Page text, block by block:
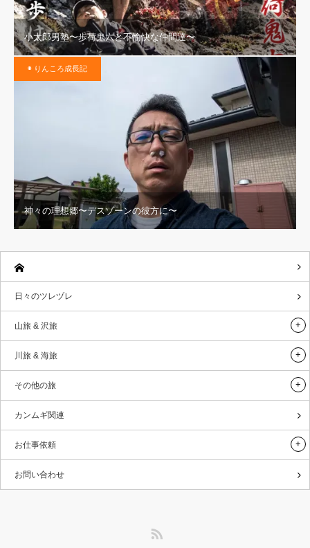
小太郎男塾〜歩荷鬼六と不愉快な仲間達〜
◉ りんころ成長記
神々の理想郷〜デスゾーンの彼方に〜
日々のツレヅレ
山旅 & 沢旅
川旅 & 海旅
その他の旅
カンムギ関連
お仕事依頼
お問い合わせ